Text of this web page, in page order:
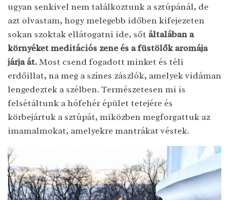
ugyan senkivel nem találkoztunk a sztúpánál, de
azt olvastam, hogy melegebb időben kifejezeten
sokan szoktak ellátogatni ide, sőt általában a
környéket meditációs zene és a füstölők aromája
járja át.Most csend fogadott minket és téli
erdőillat, na meg a színes zászlók, amelyek vidáman
lengedeztek a szélben. Természetesen mi is
felsétáltunk a hófehér épület tetejére és
körbejártuk a sztúpát, miközben megforgattuk az
imamalmokat, amelyekre mantrákat véstek.